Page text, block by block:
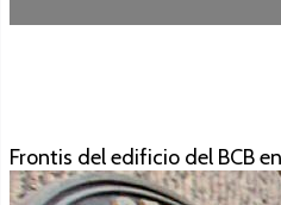
Frontis del edificio del BCB